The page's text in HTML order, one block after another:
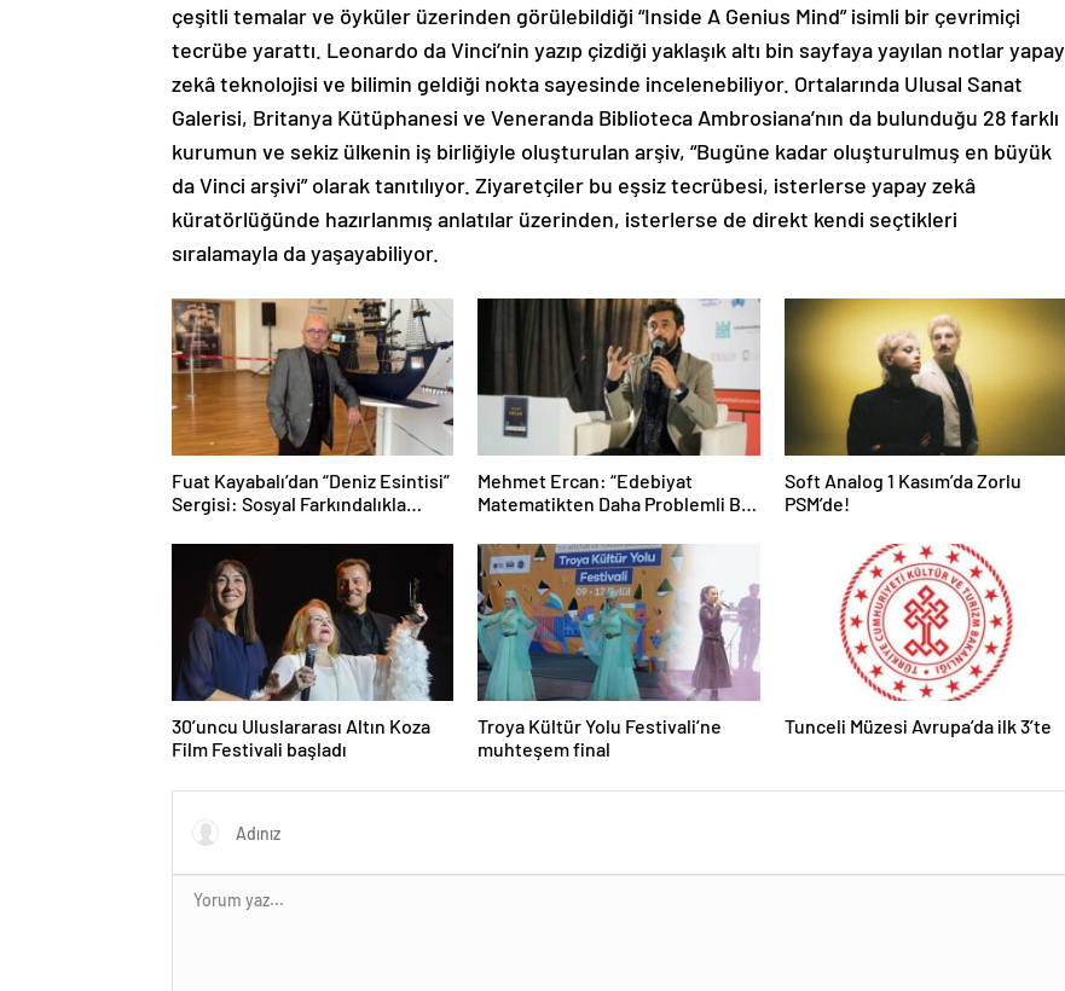
çeşitli temalar ve öyküler üzerinden görülebildiği “Inside A Genius Mind” isimli bir çevrimiçi
tecrübe yarattı. Leonardo da Vinci’nin yazıp çizdiği yaklaşık altı bin sayfaya yayılan notlar yapay
zekâ teknolojisi ve bilimin geldiği nokta sayesinde incelenebiliyor. Ortalarında Ulusal Sanat
Galerisi, Britanya Kütüphanesi ve Veneranda Biblioteca Ambrosiana’nın da bulunduğu 28 farklı
kurumun ve sekiz ülkenin iş birliğiyle oluşturulan arşiv, “Bugüne kadar oluşturulmuş en büyük
da Vinci arşivi” olarak tanıtılıyor. Ziyaretçiler bu eşsiz tecrübesi, isterlerse yapay zekâ
küratörlüğünde hazırlanmış anlatılar üzerinden, isterlerse de direkt kendi seçtikleri
sıralamayla da yaşayabiliyor.
Fuat Kayabalı’dan “Deniz Esintisi”
Sergisi: Sosyal Farkındalıkla
Mehmet Ercan: “Edebiyat
Matematikten Daha Problemli Bir
Soft Analog 1 Kasım’da Zorlu
PSM’de!
30’uncu Uluslararası Altın Koza
Film Festivali başladı
Troya Kültür Yolu Festivali’ne
muhteşem final
Tunceli Müzesi Avrupa’da ilk 3’te